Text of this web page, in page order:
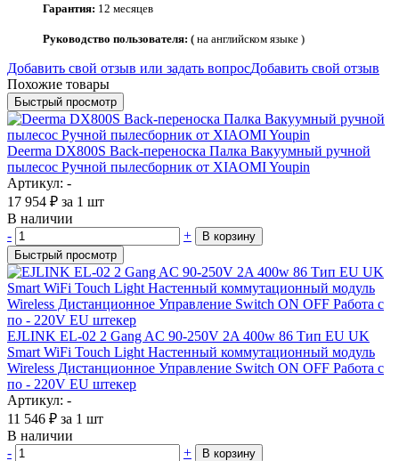
Гарантия: 12 месяцев
Руководство пользователя: ( на английском языке )
Добавить свой отзыв или задать вопросДобавить свой отзыв
Похожие товары
Быстрый просмотр
Deerma DX800S Back-переноска Палка Вакуумный ручной
пылесос Ручной пылесборник от XIAOMI Youpin
Артикул: -
17 954 ₽ за 1 шт
В наличии
-
+
В корзину
Быстрый просмотр
EJLINK EL-02 2 Gang AC 90-250V 2A 400w 86 Тип EU UK
Smart WiFi Touch Light Настенный коммутационный модуль
Wireless Дистанционное Управление Switch ON OFF Работа с
по - 220V EU штекер
Артикул: -
11 546 ₽ за 1 шт
В наличии
-
+
В корзину